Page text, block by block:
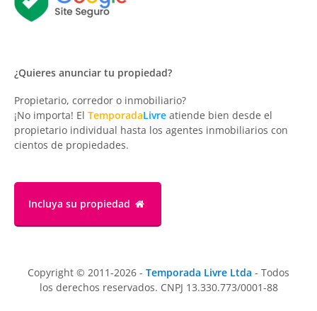
¿Quieres anunciar tu propiedad?
Propietario, corredor o inmobiliario?
¡No importa! El TemporadaLivre atiende bien desde el
propietario individual hasta los agentes inmobiliarios con
cientos de propiedades.
Incluya su propiedad
Copyright © 2011-2026 - Temporada Livre Ltda - Todos
los derechos reservados. CNPJ 13.330.773/0001-88